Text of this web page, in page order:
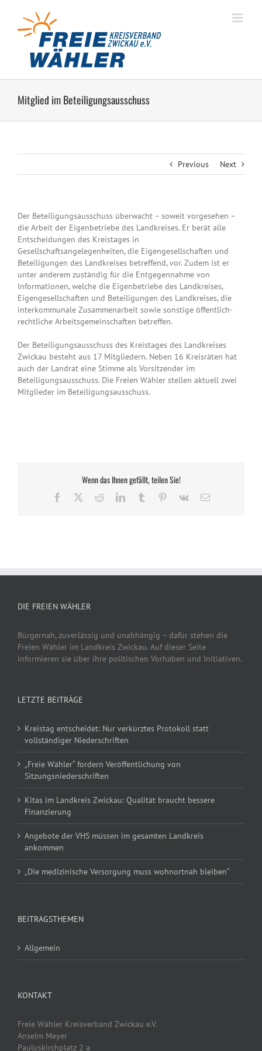
springen
Mitglied im Beteiligungsausschuss
Previous Next
Der Beteiligungsausschuss überwacht – soweit vorgesehen –
die Arbeit der Eigenbetriebe des Landkreises. Er berät alle
Entscheidungen des Kreistages in
Gesellschaftsangelegenheiten, die Eigengesellschaften und
Beteiligungen des Landkreises betreffend, vor. Zudem ist er
unter anderem zuständig für die Entgegennahme von
Informationen, welche die Eigenbetriebe des Landkreises,
Eigengesellschaften und Beteiligungen des Landkreises, die
interkommunale Zusammenarbeit sowie sonstige öffentlich-
rechtliche Arbeitsgemeinschaften betreffen.
Der Beteiligungsausschuss des Kreistages des Landkreises
Zwickau besteht aus 17 Mitgliedern. Neben 16 Kreisräten hat
auch der Landrat eine Stimme als Vorsitzender im
Beteiligungsausschuss. Die Freien Wähler stellen aktuell zwei
Mitglieder im Beteiligungsausschuss.
Wenn das Ihnen gefällt, teilen Sie!
Facebook RedditLinkedInTumblr Pinterest
Vk
E-
DIE FREIEN WÄHLER
Bürgernah, zuverlässig und unabhängig – dafür stehen die
Freien Wähler im Landkreis Zwickau. Auf dieser Seite
informieren sie über ihre politischen Vorhaben und Initiativen.
LETZTE BEITRÄGE
Kreistag entscheidet: Nur verkürztes Protokoll statt
vollständiger Niederschriften
„Freie Wähler“ fordern Veröffentlichung von
Sitzungsniederschriften
Kitas im Landkreis Zwickau: Qualität braucht bessere
Finanzierung
Angebote der VHS müssen im gesamten Landkreis
ankommen
„Die medizinische Versorgung muss wohnortnah bleiben“
BEITRAGSTHEMEN
Allgemein
KONTAKT
Freie Wähler Kreisverband Zwickau e.V.
Anselm Meyer
Pauluskirchplatz 2 a